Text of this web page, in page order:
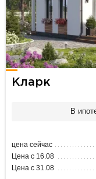
Кларк
В
цена сейчас
Цена с 16.08
Цена с 31.08